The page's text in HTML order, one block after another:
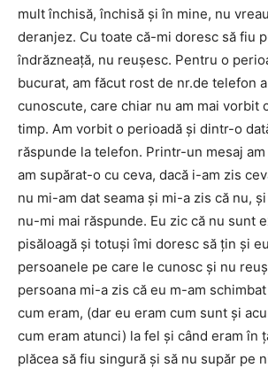
mult închisă, închisă şi în mine, nu
deranjez. Cu toate că-mi doresc să fiu
îndrăzneaţă, nu reuşesc. Pentru o
bucurat, am făcut rost de nr.de telefon
cunoscute, care chiar nu am mai vorbit
timp. Am vorbit o perioadă şi dintr-o
răspunde la telefon. Printr-un mesaj
am supărat-o cu ceva, dacă i-am zis
nu mi-am dat seama şi mi-a zis că nu,
nu-mi mai răspunde. Eu zic că nu sunt
pisăloagă şi totuşi îmi doresc să ţin şi
persoanele pe care le cunosc şi nu
persoana mi-a zis că eu m-am
cum eram, (dar eu eram cum sunt şi
cum eram atunci) la fel şi când eram în
plăcea să fiu singură şi să nu supăr pe